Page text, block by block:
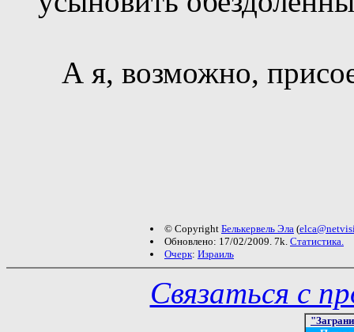
А я, возможно,
© Copyright Белькервель Эла (
Обновлено: 17/02/2009. 7k. Статистика.
Очерк: Израиль
Связаться с